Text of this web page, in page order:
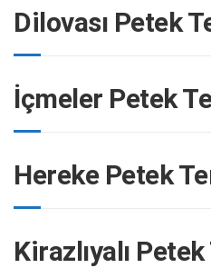
Dilovası Petek
İçmeler Petek
Hereke Petek
Kirazlıyalı